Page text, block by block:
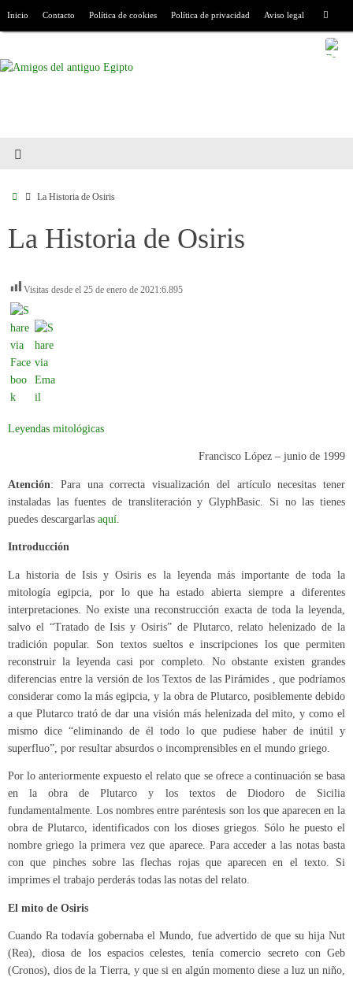
Inicio Contacto Política de cookies Política de privacidad Aviso legal
La Historia de Osiris
La Historia de Osiris
Visitas desde el 25 de enero de 2021:6.895
Leyendas mitológicas
Francisco López – junio de 1999
Atención: Para una correcta visualización del artículo necesitas tener
instaladas las fuentes de transliteración y GlyphBasic. Si no las tienes
puedes descargarlas aquí
Introducción
La historia de Isis y Osiris es la leyenda más importante de toda la
mitología egipcia, por lo que ha estado abierta siempre a diferentes
interpretaciones. No existe una reconstrucción exacta de toda la leyenda,
salvo el “Tratado de Isis y Osiris” de Plutarco, relato helenizado de la
tradición popular. Son textos sueltos e inscripciones los que permiten
reconstruir la leyenda casi por completo. No obstante existen grandes
diferencias entre la versión de los Textos de las Pirámides , que podríamos
considerar como la más egipcia, y la obra de Plutarco, posiblemente debido
a que Plutarco trató de dar una visión más helenizada del mito, y como el
mismo dice “eliminando de él todo lo que pudiese haber de inútil y
superfluo”, por resultar absurdos o incomprensibles en el mundo griego.
Por lo anteriormente expuesto el relato que se ofrece a continuación se basa
en la obra de Plutarco y los textos de Diodoro de Sicilia
fundamentalmente. Los nombres entre paréntesis son los que aparecen en la
obra de Plutarco, identificados con los dioses griegos. Sólo he puesto el
nombre griego la primera vez que aparece. Para acceder a las notas basta
con que pinches sobre las flechas rojas que aparecen en el texto. Si
imprimes el trabajo perderás todas las notas del relato.
El mito de Osiris
Cuando Ra todavía gobernaba el Mundo, fue advertido de que su hija Nut
(Rea), diosa de los espacios celestes, tenía comercio secreto con Geb
(Cronos), dios de la Tierra, y que si en algún momento diese a luz un niño,